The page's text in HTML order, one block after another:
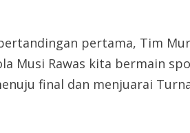
pertama, Tim
Musi Rawas kita bermain
final dan menjuarai